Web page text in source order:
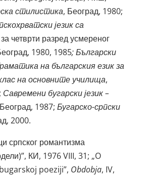
стилистика, Београд, 1980;
језик са
четврти разред усмереног
1980, 1985; Български
на българския език за
на основните училища,
Савремени бугарски језик –
1987; Бугарско-српски
2000.
српског романтизма
КИ, 1976 VIII, 31; „O
poeziji”, Obdobja, IV,